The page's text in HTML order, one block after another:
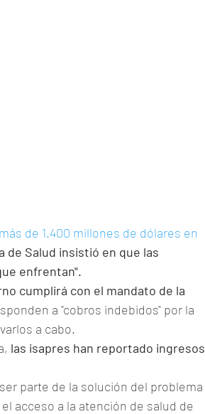
de 1.400 millones de dólares en
de Salud insistió en que las
enfrentan".
cumplirá con el mandato de la
a "cobros indebidos" por la
a cabo.
las isapres han reportado ingresos
parte de la solución del problema
acceso a la atención de salud de